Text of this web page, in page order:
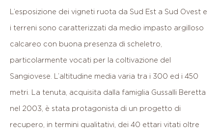
L’esposizione dei vigneti ruota da Sud Est a Sud Ovest e
i terreni sono caratterizzati da medio impasto argilloso
calcareo con buona presenza di scheletro,
particolarmente vocati per la coltivazione del
Sangiovese. L’altitudine media varia tra i 300 ed i 450
metri. La tenuta, acquisita dalla famiglia Gussalli Beretta
nel 2003, è stata protagonista di un progetto di
recupero, in termini qualitativi, dei 40 ettari vitati oltre